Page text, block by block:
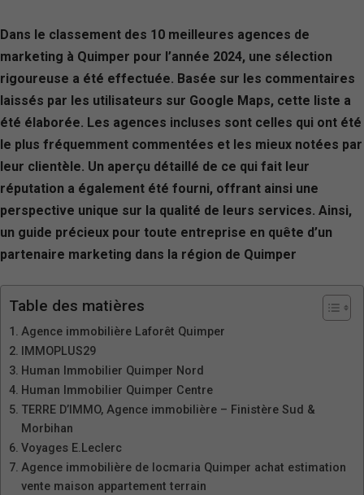
Dans le classement des 10 meilleures agences de
marketing à Quimper pour l’année 2024, une sélection
rigoureuse a été effectuée. Basée sur les commentaires
laissés par les utilisateurs sur Google Maps, cette liste a
été élaborée. Les agences incluses sont celles qui ont été
le plus fréquemment commentées et les mieux notées par
leur clientèle. Un aperçu détaillé de ce qui fait leur
réputation a également été fourni, offrant ainsi une
perspective unique sur la qualité de leurs services. Ainsi,
un guide précieux pour toute entreprise en quête d’un
partenaire marketing dans la région de Quimper
Table des matières
Agence immobilière Laforêt Quimper
IMMOPLUS29
Human Immobilier Quimper Nord
Human Immobilier Quimper Centre
TERRE D’IMMO, Agence immobilière – Finistère Sud &
Morbihan
Voyages E.Leclerc
Agence immobilière de locmaria Quimper achat estimation
vente maison appartement terrain